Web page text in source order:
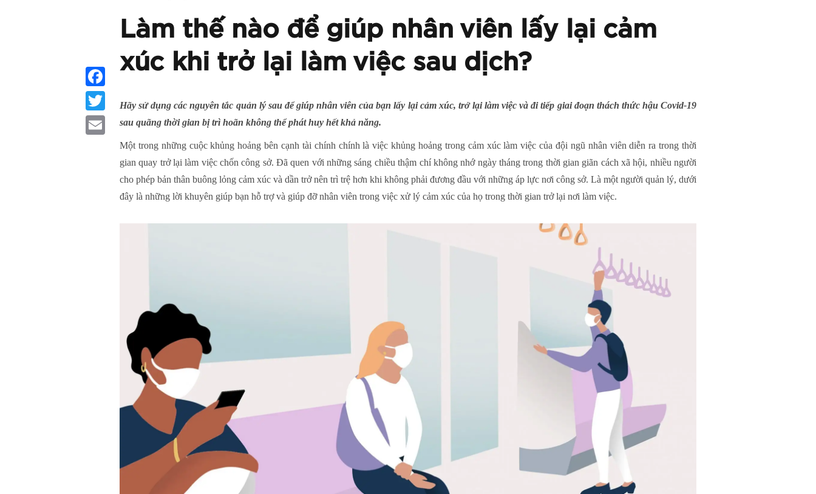
Làm thế nào để giúp nhân viên lấy lại cảm
xúc khi trở lại làm việc sau dịch?
Hãy sử dụng các nguyên tắc quản lý sau để giúp nhân viên của bạn lấy lại cảm xúc, trở lại làm việc và đi tiếp giai đoạn thách thức hậu Covid-19
sau quãng thời gian bị trì hoãn không thể phát huy hết khả năng.
Một trong những cuộc khủng hoảng bên cạnh tài chính chính là việc khủng hoảng trong cảm xúc làm việc của đội ngũ nhân viên diễn ra trong thời
gian quay trở lại làm việc chốn công sở. Đã quen với những sáng chiều thậm chí không nhớ ngày tháng trong thời gian giãn cách xã hội, nhiều người
cho phép bản thân buông lỏng cảm xúc và dần trở nên trì trệ hơn khi không phải đương đầu với những áp lực nơi công sở. Là một người quản lý, dưới
đây là những lời khuyên giúp bạn hỗ trợ và giúp đỡ nhân viên trong việc xử lý cảm xúc của họ trong thời gian trở lại nơi làm việc.
Facebook
Twitter